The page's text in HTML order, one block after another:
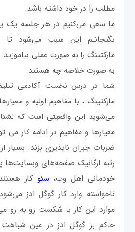
مطلب را در خود داشته باشد.
ما سعی می‌کنیم در هر جلسه یک
بگنجانیم این سبب می‌شود تا
مارکتینگ را به صورت عملی
به صورت خلاصه چه هستند.
شما در درس نخست آکادمی
مارکتینگ ، با مفاهیم اولیه و
می‌شوید این واقعیتی است که
معیارها و مفاهیم در ادامه کار می
ضربات جبران ناپذیری بزند. بسیار
رتبه ارگانیک صفحه‌های وبسایت‌ها
خودمانی اهل وب، سئو کار
ناخواسته وارد کار گوگل ادز
موارد این کار با شکست رو به رو
حاکم بر گوگل ادز در عین